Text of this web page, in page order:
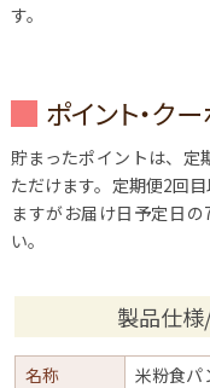
す。
ポイント・ク
貯まったポイントは、定
ただけます。定期便2回
ますがお届け日予定日
い。
製品仕
名称
米粉食パ